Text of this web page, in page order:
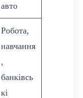
авто
Робота,
навчання
,
банківсь
кі